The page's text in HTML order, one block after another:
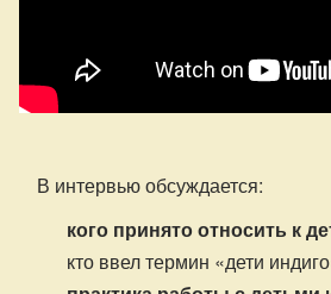
В интервью обсуждается:
кого принято относить к
кто ввел термин «дети